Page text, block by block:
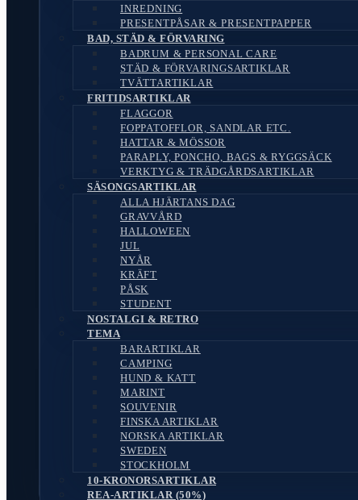
INREDNING
PRESENTPÅSAR & PRESENTPAPPER
BAD, STÄD & FÖRVARING
BADRUM & PERSONAL CARE
STÄD & FÖRVARINGSARTIKLAR
TVÄTTARTIKLAR
FRITIDSARTIKLAR
FLAGGOR
FOPPATOFFLOR, SANDLAR ETC.
HATTAR & MÖSSOR
PARAPLY, PONCHO, BAGS & RYGGSÄCK
VERKTYG & TRÄDGÅRDSARTIKLAR
SÄSONGSARTIKLAR
ALLA HJÄRTANS DAG
GRAVVÅRD
HALLOWEEN
JUL
NYÅR
KRÄFT
PÅSK
STUDENT
NOSTALGI & RETRO
TEMA
BARARTIKLAR
CAMPING
HUND & KATT
MARINT
SOUVENIR
FINSKA ARTIKLAR
NORSKA ARTIKLAR
SWEDEN
STOCKHOLM
10-KRONORSARTIKLAR
REA-ARTIKLAR (50%)